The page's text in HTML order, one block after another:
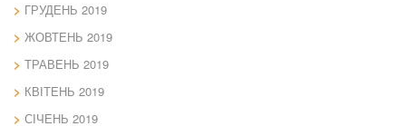
ГРУДЕНЬ 2019
ЖОВТЕНЬ 2019
ТРАВЕНЬ 2019
КВІТЕНЬ 2019
СІЧЕНЬ 2019